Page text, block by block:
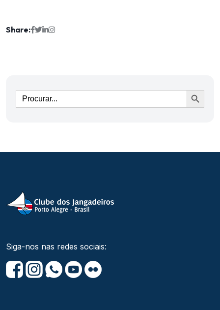
Share:
Ir
Siga-nos nas redes sociais: